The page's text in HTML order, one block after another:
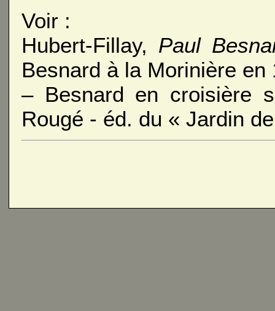
Voir :
Hubert-Fillay, Paul
Besnard à la Morinière en
– Besnard en croisière
Rougé - éd. du « Jardin